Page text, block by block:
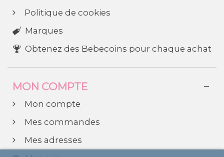
Politique de cookies
Marques
Obtenez des Bebecoins pour chaque achat
MON COMPTE
Mon compte
Mes commandes
Mes adresses